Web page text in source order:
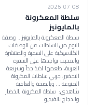
2026-07-08
سلطة المعكرونة
بالمايونيز
سلطة المعكرونة بالمايونيز .. وصفة
اليوم من السلطات من الوصفات
الكلاسيكية على السفرة والمنتشرة
والمحبب تواجدها على السفرة
العربية، طعمها لذيذ جداً وسريعة
التحضير، جربي سلطات المكرونة
المنوعة ... وبالصحة والعافية
شاهدي: سلطة المكرونة بالخضار
والدجاج بالفيديو